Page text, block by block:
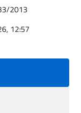
2013
12:57